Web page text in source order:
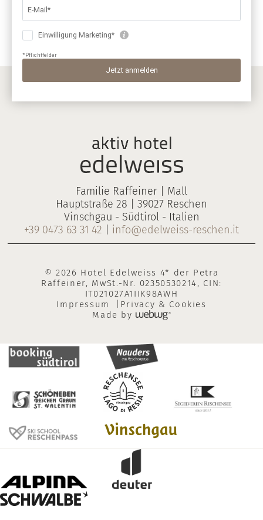
Familie Raffeiner | Mall
Hauptstraße 28 | 39027 Reschen
Vinschgau - Südtirol - Italien
+39 0473 63 31 42
info@edelweiss-reschen.it
© 2026 Hotel Edelweiss 4* der Petra
Raffeiner, MwSt.-Nr. 02350530214, CIN:
IT021027A1IIK98AWH
Impressum
Privacy & Cookies
Made by